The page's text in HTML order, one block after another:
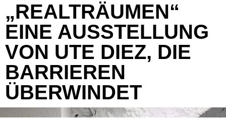
„REALTRÄUMEN“
EINE AUSSTELLUNG
VON UTE DIEZ, DIE
BARRIEREN
ÜBERWINDET